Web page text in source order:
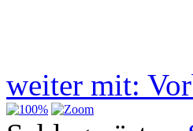
weiter mit: